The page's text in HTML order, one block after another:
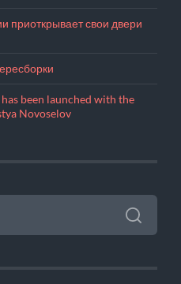
приоткрывает свои двери
been launched with the
Novoselov